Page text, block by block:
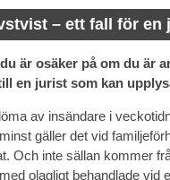
– ett fall för en
är osäker på om du är
en jurist som kan
av insändare i
gäller det vid
Och inte sällan kommer
olagligt behandlade vid